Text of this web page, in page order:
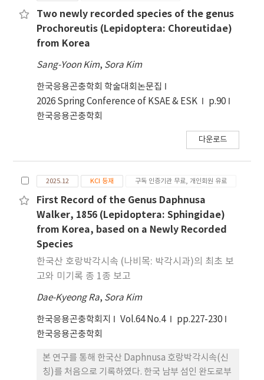
Two newly recorded species of the genus
Prochoreutis (Lepidoptera: Choreutidae)
from Korea
Sang-Yoon Kim, Sora Kim
한국응용곤충학회 학술대회논문집
2026 Spring Conference of KSAE & ESK
p.90
한국응용곤충학회
다운로드
2025.12 KCI 등재 구독 인증기관 무료, 개인회원 유료
First Record of the Genus Daphnusa
Walker, 1856 (Lepidoptera: Sphingidae)
from Korea, based on a Newly Recorded
Species
한국산 호랑박각시속 (나비목: 박각시과)의 최초 보
고와 미기록 종 1종 보고
Dae-Kyeong Ra, Sora Kim
한국응용곤충학회지 Vol.64 No.4
pp.227-230
한국응용곤충학회
본 연구를 통해 한국산 Daphnusa 호랑박각시속(신
칭)를 처음으로 기록하였다. 한국 남부 섬인 완도로부